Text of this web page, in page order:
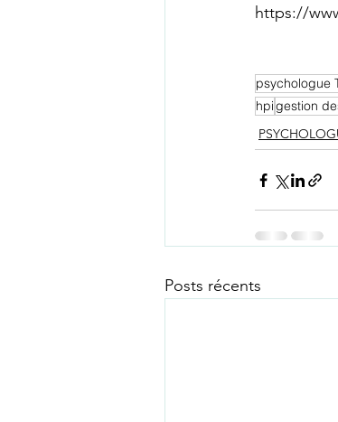
https://
psychologue
hpigestion
Posts récents